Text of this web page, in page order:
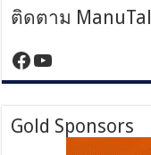
ติดตาม
https://
YouTube
Gold Sponsors